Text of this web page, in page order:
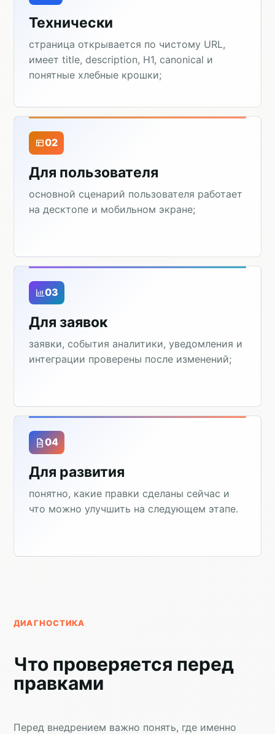
Технически
страница открывается по чистому URL,
имеет title, description, H1, canonical и
понятные хлебные крошки;
02
Для пользователя
основной сценарий пользователя работает
на десктопе и мобильном экране;
03
Для заявок
заявки, события аналитики, уведомления и
интеграции проверены после изменений;
04
Для развития
понятно, какие правки сделаны сейчас и
что можно улучшить на следующем этапе.
ДИАГНОСТИКА
Что проверяется перед
правками
Перед внедрением важно понять, где именно